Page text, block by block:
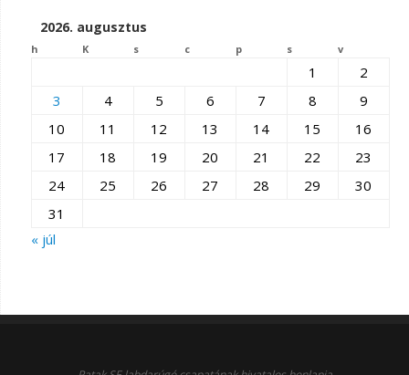
2026. augusztus
h K s c p s v
1
2
3
4 5 6 7 8
9
10
11 12 13 14 15
16
17
18 19 20 21 22
23
24
25 26 27 28 29
30
31
« júl